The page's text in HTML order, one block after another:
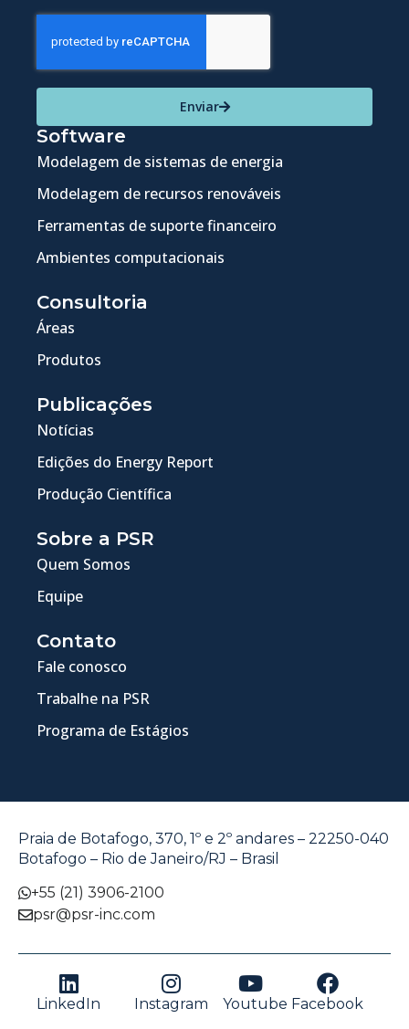
Enviar
Software
Modelagem de sistemas de energia
Modelagem de recursos renováveis
Ferramentas de suporte financeiro
Ambientes computacionais
Consultoria
Áreas
Produtos
Publicações
Notícias
Edições do Energy Report
Produção Científica
Sobre a PSR
Quem Somos
Equipe
Contato
Fale conosco
Trabalhe na PSR
Programa de Estágios
Praia de Botafogo, 370, 1º e 2º andares – 22250-040
Botafogo – Rio de Janeiro/RJ – Brasil
+55 (21) 3906-2100
psr@psr-inc.com
LinkedIn Instagram Youtube Facebook